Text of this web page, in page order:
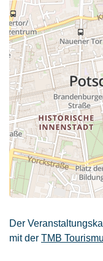
Der
mit der TMB